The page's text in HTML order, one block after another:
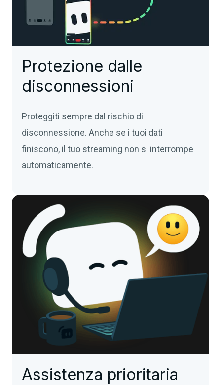
Protezione dalle
disconnessioni
Proteggiti sempre dal rischio di
disconnessione. Anche se i tuoi dati
finiscono, il tuo streaming non si interrompe
automaticamente.
Assistenza prioritaria